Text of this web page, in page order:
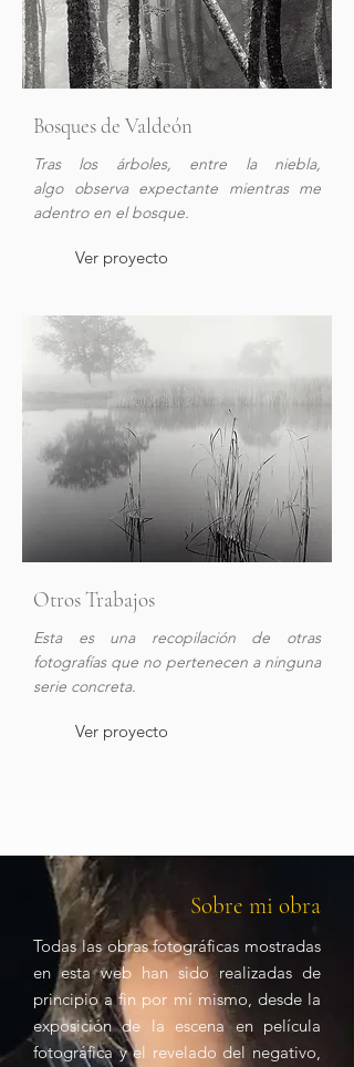
Bosques de Valdeón
Tras los árboles, entre la niebla,
algo observa expectante mientras me
adentro en el bosque.
Ver proyecto
Otros Trabajos
Esta es una recopilación de otras
fotografías que no pertenecen a ninguna
serie concreta.
Ver proyecto
Sobre mi obra
Todas las obras fotográficas mostradas
en esta web han sido realizadas de
principio a fin por mí mismo, desde la
exposición de la escena en película
fotográfica y el revelado del negativo,